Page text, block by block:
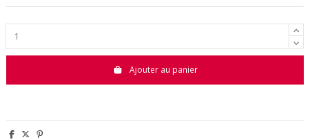
Ajouter au panier